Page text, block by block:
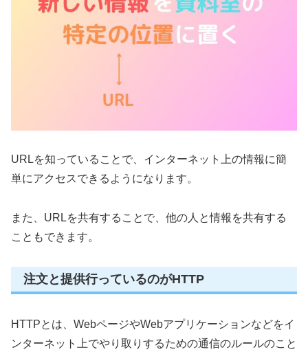
URLを知っていることで、インターネット上の情報に簡
単にアクセスできるようになります。
また、URLを共有することで、他の人と情報を共有する
こともできます。
注文と提供行っているのがHTTP
HTTPとは、WebページやWebアプリケーションなどをイ
ンターネット上でやり取りするための通信のルールのこと